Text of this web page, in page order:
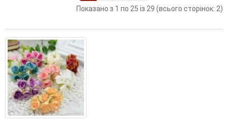
Показано з 1 по 25 із 29 (всього сторінок: 2)